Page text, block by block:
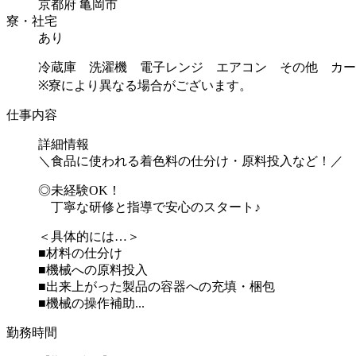
京都府 亀岡市
寮・社宅
あり
冷蔵庫 洗濯機 電子レンジ エアコン その他 カー
※寮により異なる場合がございます。
仕事内容
詳細情報
＼食品に使われる着色料の仕分け・原料投入など！／
◎未経験OK！
丁寧な研修と指導で安心のスタート♪
＜具体的には…＞
■材料の仕分け
■機械への原料投入
■出来上がった製品の容器への充填・梱包
■機械の操作補助...
勤務時間